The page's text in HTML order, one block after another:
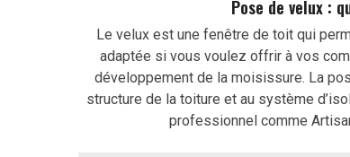
Pose de velux :
Le velux est une fenêtre de toit qui
adaptée si vous voulez offrir à vos
développement de la moisissure. La
structure de la toiture et au système
professionnel comme